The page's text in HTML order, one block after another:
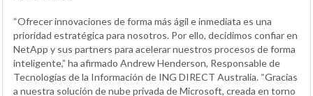
“Ofrecer innovaciones de forma más ágil e inmediata es una
prioridad estratégica para nosotros. Por ello, decidimos confiar en
NetApp y sus partners para acelerar nuestros procesos de forma
inteligente,” ha afirmado Andrew Henderson, Responsable de
Tecnologías de la Información de ING DIRECT Australia. “Gracias
a nuestra solución de nube privada de Microsoft, creada en torno